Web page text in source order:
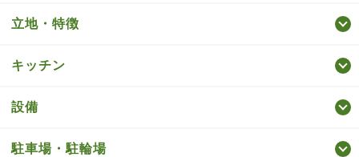
立地・特徴
キッチン
設備
駐車場・駐輪場